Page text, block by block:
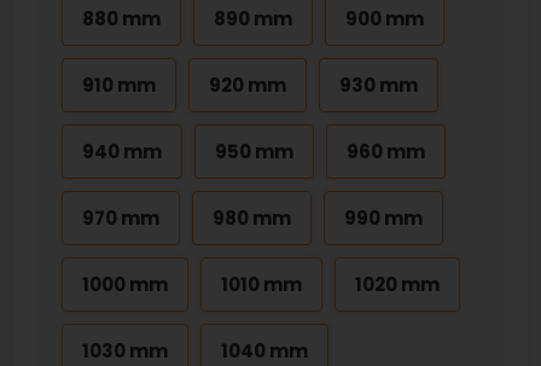
880 mm 890 mm 900 mm
910 mm 920 mm 930 mm
940 mm 950 mm 960 mm
970 mm 980 mm 990 mm
1000 mm 1010 mm 1020 mm
1030 mm 1040 mm